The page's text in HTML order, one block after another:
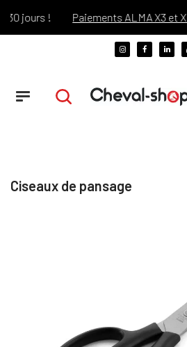
jours ! Paiements ALMA X3 et X4
Ciseaux de pansage